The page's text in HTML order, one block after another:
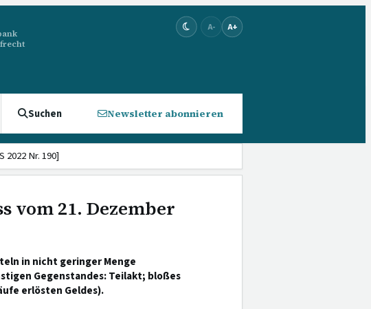
A- A+
Suchen Newsletter abonnieren
2022 Nr. 190]
vom 21. Dezember
in nicht geringer Menge
Gegenstandes: Teilakt; bloßes
erlösten Geldes).